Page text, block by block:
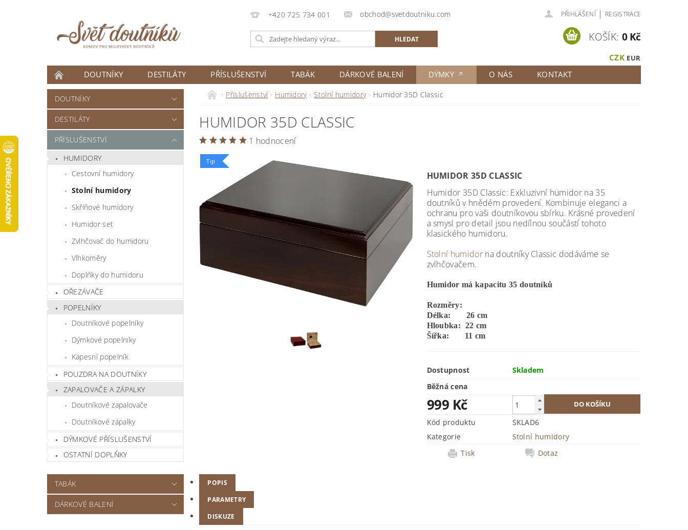
+420 725 734 001 obchod@svetdoutniku.com PŘIHLÁŠENÍ | REGISTRACE
CZK EUR
KOŠÍK: 0 Kč
DOUTNÍKY DESTILÁTY PŘÍSLUŠENSTVÍ TABÁK DÁRKOVÉ BALENÍ DÝMKY O NÁS
KONTAKT
ČLÁNKY
DOUTNÍKY
DESTILÁTY
PŘÍSLUŠENSTVÍ
HUMIDORY
Cestovní humidory
Stolní humidory
Skříňové humidory
Humidor set
Zvlhčovač do humidoru
Vlhkoměry
Doplňky do humidoru
OŘEZÁVAČE
POPELNÍKY
Doutníkové popelníky
Dýmkové popelníky
Kapesní popelník
POUZDRA NA DOUTNÍKY
ZAPALOVAČE A ZÁPALKY
Doutníkové zapalovače
Doutníkové zápalky
DÝMKOVÉ PŘÍSLUŠENSTVÍ
OSTATNÍ DOPLŇKY
TABÁK
DÁRKOVÉ BALENÍ
Příslušenství Humidory Stolní humidory Humidor 35D Classic
HUMIDOR 35D CLASSIC
1 hodnocení
Tip
HUMIDOR 35D CLASSIC
Humidor 35D Classic: Exkluzivní humidor na 35
doutníků v hnědém provedení. Kombinuje eleganci a
ochranu pro vaši doutníkovou sbírku. Krásné provedení
a smysl pro detail jsou nedílnou součástí tohoto
klasického humidoru.
Stolní humidor na doutníky Classic dodáváme se
zvlhčovačem.
Humidor má kapacitu 35 doutníků
Rozměry:
Délka: 26 cm
Hloubka: 22 cm
Šířka: 11 cm
Dostupnost
Skladem
Běžná cena
999 Kč
Kód produktu
SKLAD6
Kategorie
Stolní humidory
Tisk
Dotaz
POPIS
PARAMETRY
DISKUZE